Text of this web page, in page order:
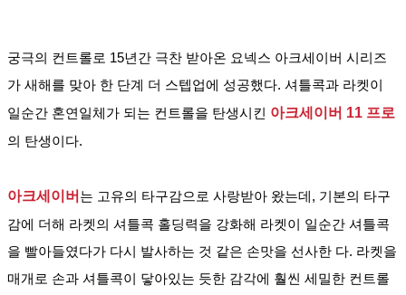
궁극의 컨트롤로 15년간 극찬 받아온 요넥스 아크세이버 시리즈
가 새해를 맞아 한 단계 더 스텝업에 성공했다. 셔틀콕과 라켓이
일순간 혼연일체가 되는 컨트롤을 탄생시킨 아크세이버 11 프로
의 탄생이다.
아크세이버 는 고유의 타구감으로 사랑받아 왔는데, 기본의 타구
감에 더해 라켓의 셔틀콕 홀딩력을 강화해 라켓이 일순간 셔틀콕
을 빨아들였다가 다시 발사하는 것 같은 손맛을 선사한 다. 라켓을
매개로 손과 셔틀콕이 닿아있는 듯한 감각에 훨씬 세밀한 컨트롤